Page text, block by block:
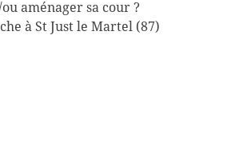
aménager sa cour ?
à St Just le Martel (87)